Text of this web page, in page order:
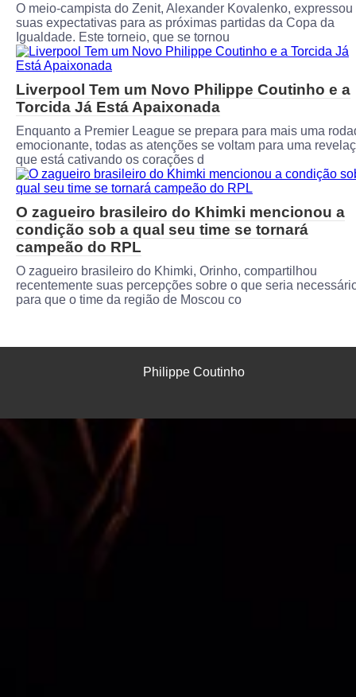
O meio-campista do Zenit, Alexander Kovalenko, expressou
suas expectativas para as próximas partidas da Copa da
Igualdade. Este torneio, que se tornou
Liverpool Tem um Novo Philippe Coutinho e a
Torcida Já Está Apaixonada
Enquanto a Premier League se prepara para mais uma
emocionante, todas as atenções se voltam para uma
que está cativando os corações d
O zagueiro brasileiro do Khimki mencionou a
condição sob a qual seu time se tornará
campeão do RPL
O zagueiro brasileiro do Khimki, Orinho, compartilhou
recentemente suas percepções sobre o que seria
para que o time da região de Moscou co
Philippe Coutinho